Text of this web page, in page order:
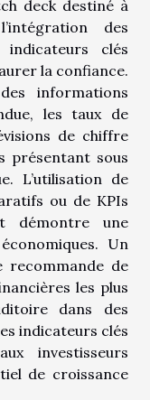
deck destiné à
des
clés
la confiance.
informations
les taux de
de chiffre
présentant sous
L’utilisation de
ou de KPIs
démontre une
Un
recommande de
les plus
dans des
indicateurs clés
investisseurs
de croissance